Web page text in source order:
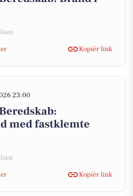
Kopiér link
23:00
med fastklemte
Kopiér link